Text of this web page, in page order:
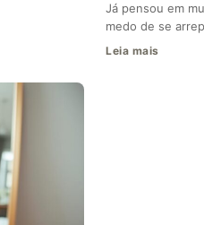
Já pensou em
medo de se
Leia mais